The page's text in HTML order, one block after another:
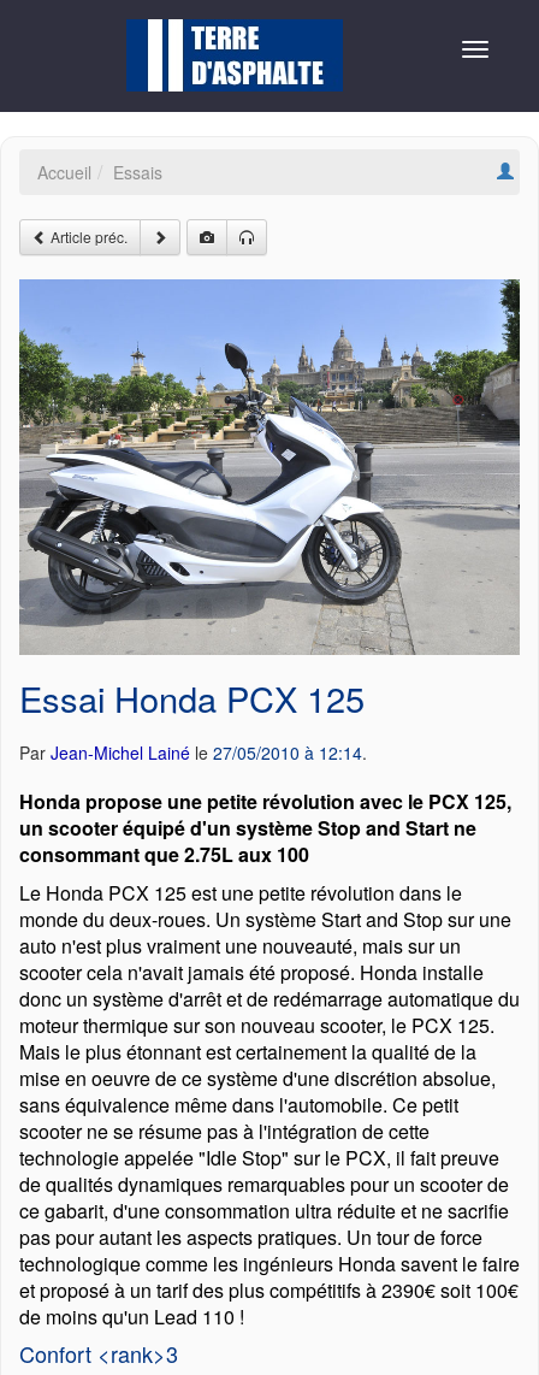
Toggle
Accueil Essais
Article préc.
Essai Honda PCX 125
Par Jean-Michel Lainé le 27/05/2010 à 12:14.
Honda propose une petite révolution avec le PCX 125,
un scooter équipé d'un système Stop and Start ne
consommant que 2.75L aux 100
Le Honda PCX 125 est une petite révolution dans le
monde du deux-roues. Un système Start and Stop sur une
auto n'est plus vraiment une nouveauté, mais sur un
scooter cela n'avait jamais été proposé. Honda installe
donc un système d'arrêt et de redémarrage automatique du
moteur thermique sur son nouveau scooter, le PCX 125.
Mais le plus étonnant est certainement la qualité de la
mise en oeuvre de ce système d'une discrétion absolue,
sans équivalence même dans l'automobile. Ce petit
scooter ne se résume pas à l'intégration de cette
technologie appelée Idle Stop sur le PCX, il fait preuve
de qualités dynamiques remarquables pour un scooter de
ce gabarit, d'une consommation ultra réduite et ne sacrifie
pas pour autant les aspects pratiques. Un tour de force
technologique comme les ingénieurs Honda savent le faire
et proposé à un tarif des plus compétitifs à 2390€ soit 100€
de moins qu'un Lead 110 !
Confort <rank>3